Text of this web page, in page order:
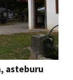
asteburu